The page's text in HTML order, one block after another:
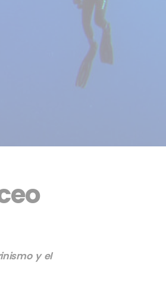
y el